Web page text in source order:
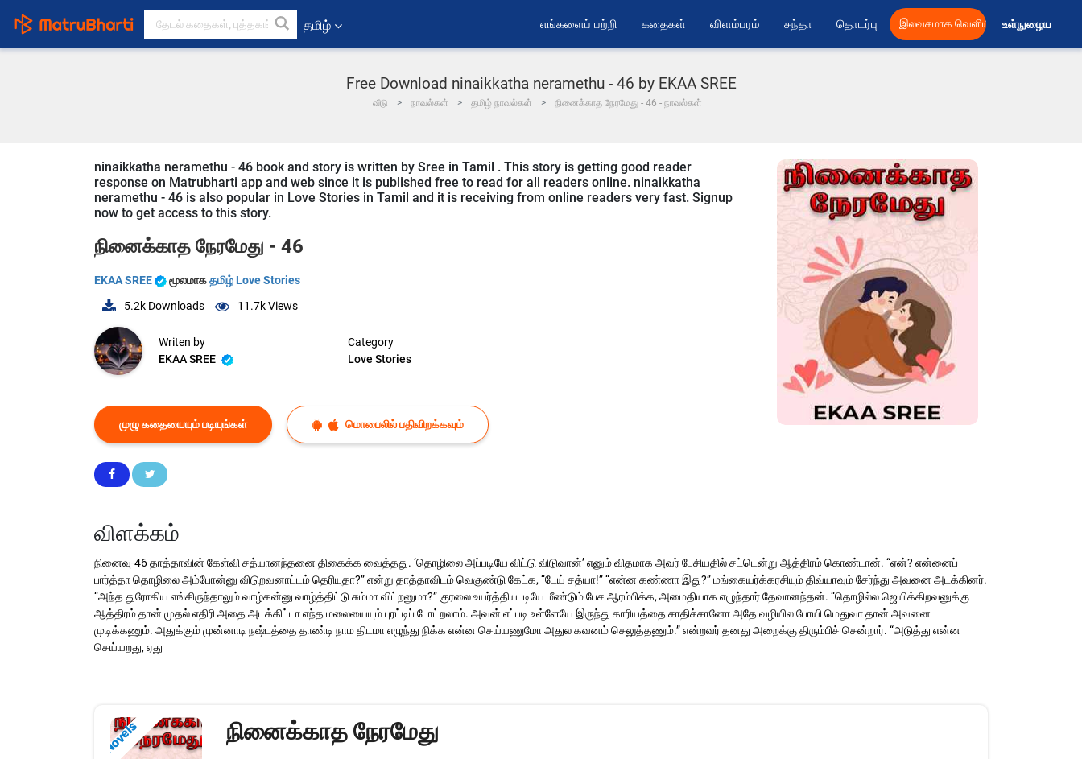
தமிழ் எங்களைப் பற்றி கதைகள் விளம்பரம் சந்தா தொடர்பு இலவசமாக வெளியிட உள்நுழைய
Free Download ninaikkatha neramethu - 46 by EKAA SREE
வீடு நாவல்கள் தமிழ் நாவல்கள் நினைக்காத நேரமேது - 46 - நாவல்கள்
ninaikkatha neramethu - 46 book and story is written by Sree in Tamil . This story is getting good reader
response on Matrubharti app and web since it is published free to read for all readers online. ninaikkatha
neramethu - 46 is also popular in Love Stories in Tamil and it is receiving from online readers very fast. Signup
now to get access to this story.
நினைக்காத நேரமேது - 46
EKAA SREE மூலமாகதமிழ் Love Stories
5.2k Downloads 11.7kViews
Writen by
EKAA SREE
Category
Love Stories
முழு கதையையும் படியுங்கள் மொபைலில் பதிவிறக்கவும்
விளக்கம்
நினைவு-46 தாத்தாவின் கேள்வி சத்யானந்தனை திகைக்க வைத்தது. ‘தொழிலை அப்படியே விட்டு விடுவான்’ எனும் விதமாக அவர் பேசியதில் சட்டென்று ஆத்திரம் கொண்டான். “ஏன்? என்னைப்
பார்த்தா தொழிலை அம்போன்னு விடுறவனாட்டம் தெரியுதா?” என்று தாத்தாவிடம் வெகுண்டு கேட்க, “டேய் சத்யா!” “என்ன கண்ணா இது?” மங்கையர்க்கரசியும் திவ்யாவும் சேர்ந்து அவனை அடக்கினர்.
“அந்த துரோகிய எங்கிருந்தாலும் வாழ்கன்னு வாழ்த்திட்டு சும்மா விட்றனுமா?” குரலை உயர்த்தியபடியே மீண்டும் பேச ஆரம்பிக்க, அமைதியாக எழுந்தார் தேவானந்தன். “தொழில்ல ஜெயிக்கிறவனுக்கு
ஆத்திரம் தான் முதல் எதிரி அதை அடக்கிட்டா எந்த மலையையும் புரட்டிப் போட்றலாம். அவன் எப்படி உள்ளேயே இருந்து காரியத்தை சாதிச்சானோ அதே வழியில போயி மெதுவா தான் அவனை
முடிக்கணும். அதுக்கும் முன்னாடி நஷ்டத்தை தாண்டி நாம திடமா எழுந்து நிக்க என்ன செய்யணுமோ அதுல கவனம் செலுத்தணும்.” என்றவர் தனது அறைக்கு திரும்பிச் சென்றார். “அடுத்து என்ன
செய்யறது, ஏது
Novels நினைக்காத நேரமேது